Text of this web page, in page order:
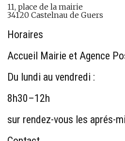
11, place de la mairie
34120 Castelnau de Guers
Horaires
Accueil Mairie et Agence
Du lundi au vendredi :
8h30–12h
sur rendez-vous les aprés-